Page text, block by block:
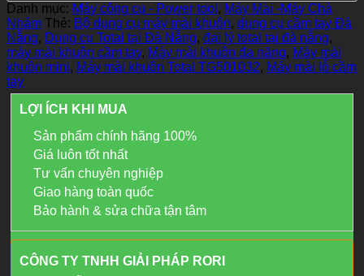
Danh mục: Máy công cụ - Power tool , Máy Mài -Máy Chà
Nhám Thẻ: Bộ dụng cụ máy mài khuôn, dụng cụ cầm tay Đà
Nẵng, Dụng cụ Total tại Đà Nẵng, đại lý total tại đà nẵng,
máy mài khuôn cầm tay, Máy mài khuôn đa năng, Máy mài
khuôn mini, Máy mài khuôn Total TG501032, Máy mài lỗ cầm
tay
LỢI ÍCH KHI MUA
Sản phẩm chính hãng 100%
Giá luôn tốt nhất
Tư vấn chuyên nghiệp
Giao hàng toàn quốc
Bảo hành & sửa chữa tận tâm
CÔNG TY TNHH GIẢI PHÁP RORI